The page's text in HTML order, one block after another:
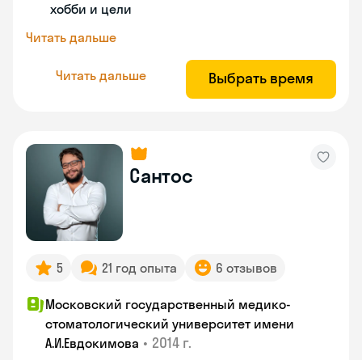
хобби и цели
Читать дальше
Читать дальше Выбрать время
Сантос
5 21 год опыта 6 отзывов
Московский государственный медико-
стоматологический университет имени
А.И.Евдокимова • 2014 г.